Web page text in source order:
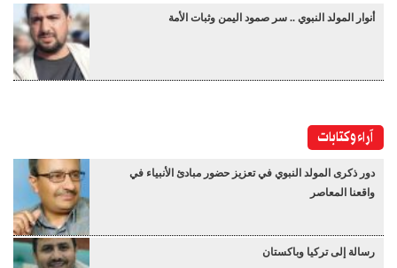
أنوار المولد النبوي .. سر صمود اليمن وثبات الأمة
آراء وكتابات
دور ذكرى المولد النبوي في تعزيز حضور مبادئ الأنبياء في
واقعنا المعاصر
رسالة إلى تركيا وباكستان